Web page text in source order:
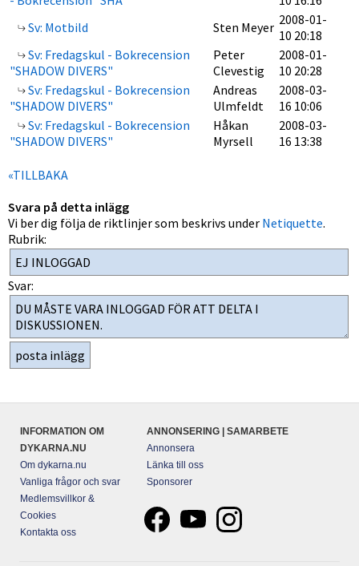
Sv: Motbild
Sten Meyer 2008-01-
10 20:18
Sv: Fredagskul - Bokrecension
"SHADOW DIVERS"
Peter
Clevestig
2008-01-
10 20:28
Sv: Fredagskul - Bokrecension
"SHADOW DIVERS"
Andreas
Ulmfeldt
2008-03-
16 10:06
Sv: Fredagskul - Bokrecension
"SHADOW DIVERS"
Håkan
Myrsell
2008-03-
16 13:38
«TILLBAKA
Svara på detta inlägg
Vi ber dig följa de riktlinjer som beskrivs under Netiquette.
Rubrik:
Svar:
INFORMATION OM
DYKARNA.NU
Om dykarna.nu
Vanliga frågor och svar
Medlemsvillkor &
Cookies
Kontakta oss
ANNONSERING | SAMARBETE
Annonsera
Länka till oss
Sponsorer